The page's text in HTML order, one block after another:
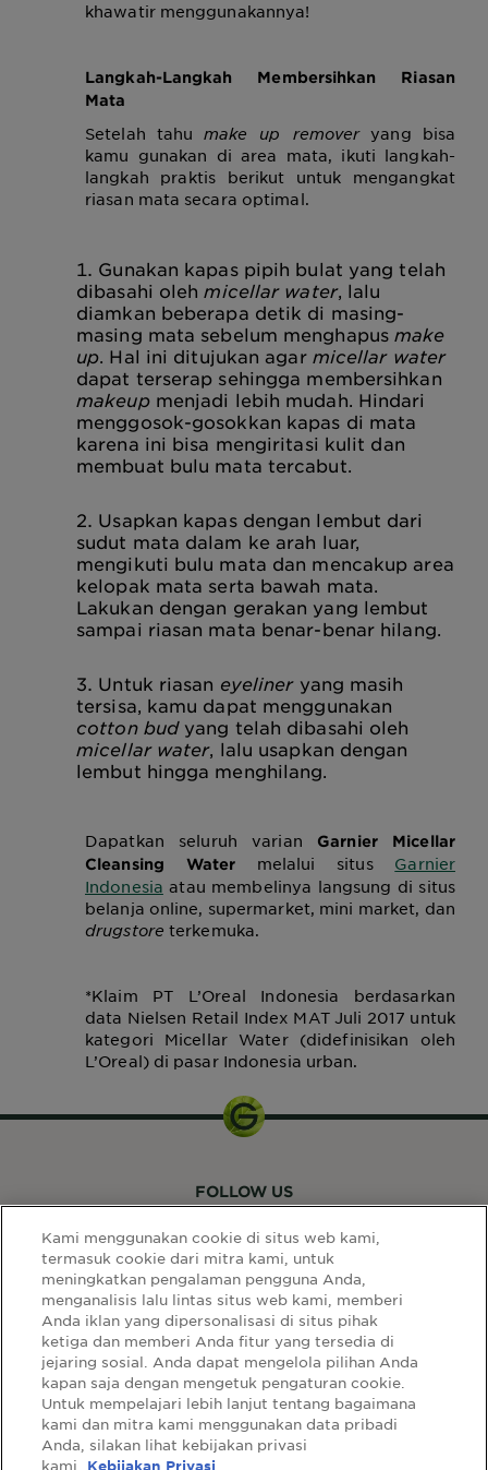
khawatir menggunakannya!
Langkah-Langkah Membersihkan Riasan
Mata
Setelah tahumake up removeryang bisa
kamu gunakan di area mata, ikuti langkah-
langkah praktis berikut untuk mengangkat
riasan mata secara optimal.
Gunakan kapas pipih bulat yang telah
dibasahi olehmicellar water, lalu
diamkan beberapa detik di masing-
masing mata sebelum menghapusmake
up. Hal ini ditujukan agar micellar water
dapat terserap sehingga membersihkan
makeupmenjadi lebih mudah. Hindari
menggosok-gosokkan kapas di mata
karena ini bisa mengiritasi kulit dan
membuat bulu mata tercabut.
Usapkan kapas dengan lembut dari
sudut mata dalam ke arah luar,
mengikuti bulu mata dan mencakup area
kelopak mata serta bawah mata.
Lakukan dengan gerakan yang lembut
sampai riasan mata benar-benar hilang.
Untuk riasan eyeliner yang masih
tersisa, kamu dapat menggunakan
cotton budyang telah dibasahi oleh
micellar water, lalu usapkan dengan
lembut hingga menghilang.
Dapatkan seluruh varian Garnier Micellar
Cleansing Water melalui situs Garnier
Indonesia atau membelinya langsung di situs
belanja online, supermarket, mini market, dan
drugstore terkemuka.
*Klaim PT L’Oreal Indonesia berdasarkan
data Nielsen Retail Index MAT Juli 2017 untuk
kategori Micellar Water (didefinisikan oleh
L’Oreal) di pasar Indonesia urban.
LINK SITUS
sitemap syarat & ketentuan
Select
Your
Country:
Select Your Country:
FOLLOW US
Kami menggunakan cookie di situs web kami,
termasuk cookie dari mitra kami, untuk
meningkatkan pengalaman pengguna Anda,
menganalisis lalu lintas situs web kami, memberi
Anda iklan yang dipersonalisasi di situs pihak
ketiga dan memberi Anda fitur yang tersedia di
jejaring sosial. Anda dapat mengelola pilihan Anda
kapan saja dengan mengetuk pengaturan cookie.
Untuk mempelajari lebih lanjut tentang bagaimana
kami dan mitra kami menggunakan data pribadi
Anda, silakan lihat kebijakan privasi
kami.
Kebijakan Privasi